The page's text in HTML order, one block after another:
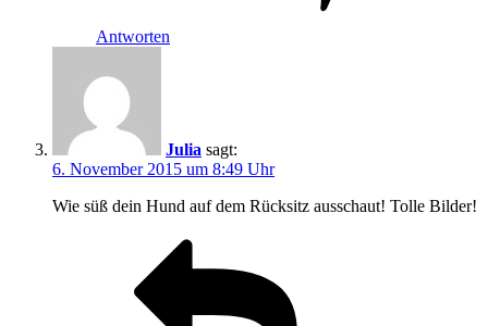
Antworten
Julia sagt:
6. November 2015 um 8:49 Uhr
Wie süß dein Hund auf dem Rücksitz ausschaut! Tolle Bilder!